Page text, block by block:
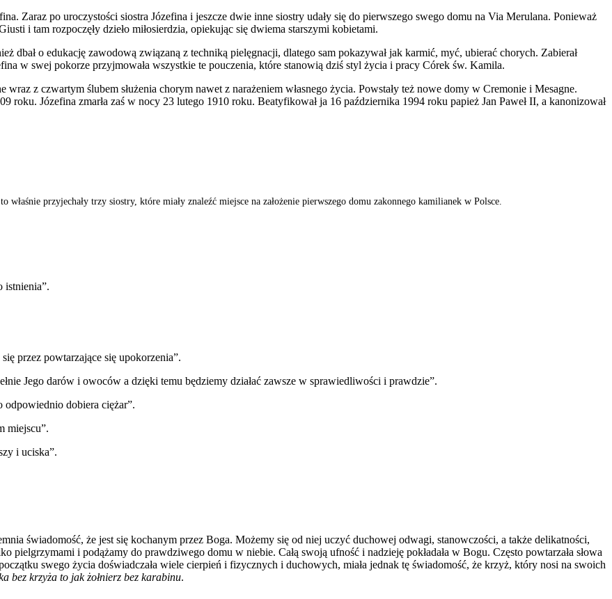
Zaraz po uroczystości siostra Józefina i jeszcze dwie inne siostry udały się do pierwszego swego domu na Via Merulana. Ponieważ
i tam rozpoczęły dzieło miłosierdzia, opiekując się dwiema starszymi kobietami.
dbał o edukację zawodową związaną z techniką pielęgnacji, dlatego sam pokazywał jak karmić, myć, ubierać chorych. Zabierał
w swej pokorze przyjmowała wszystkie te pouczenia, które stanowią dziś styl życia i pracy Córek św. Kamila.
z czwartym ślubem służenia chorym nawet z narażeniem własnego życia. Powstały też nowe domy w Cremonie i Mesagne.
roku. Józefina zmarła zaś w nocy 23 lutego 1910 roku. Beatyfikował ja 16 października 1994 roku papież Jan Paweł II, a kanonizował
przyjechały trzy siostry, które miały znaleźć miejsce na założenie pierwszego domu zakonnego kamilianek w Polsce.
istnienia”.
przez powtarzające się upokorzenia”.
Jego darów i owoców a dzięki temu będziemy działać zawsze w sprawiedliwości i prawdzie”.
odpowiednio dobiera ciężar”.
miejscu”.
i uciska”.
świadomość, że jest się kochanym przez Boga. Możemy się od niej uczyć duchowej odwagi, stanowczości, a także delikatności,
pielgrzymami i podążamy do prawdziwego domu w niebie. Całą swoją ufność i nadzieję pokładała w Bogu. Często powtarzała słowa
swego życia doświadczała wiele cierpień i fizycznych i duchowych, miała jednak tę świadomość, że krzyż, który nosi na swoich
bez krzyża to jak żołnierz bez karabinu.